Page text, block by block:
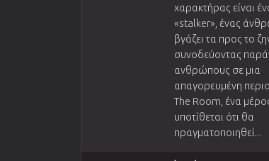
χαρακτήρας είναι
«stalker», ένας
βγάζει τα προς το
συνοδεύοντας
ανθρώπους σε μια
απαγορευμένη
The Room, ένα
υποτίθεται ότι θα
πραγματοποιηθεί...